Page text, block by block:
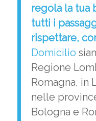
regola la tua
tutti i
rispettare,
Domicilio
Regione
Romagna, in
nelle
Bologna e